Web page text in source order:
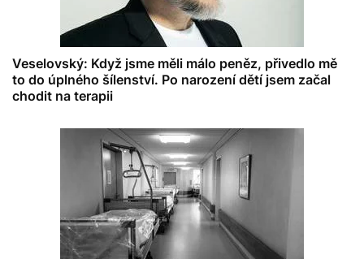
Veselovský: Když jsme měli málo peněz, přivedlo mě
to do úplného šílenství. Po narození dětí jsem začal
chodit na terapii